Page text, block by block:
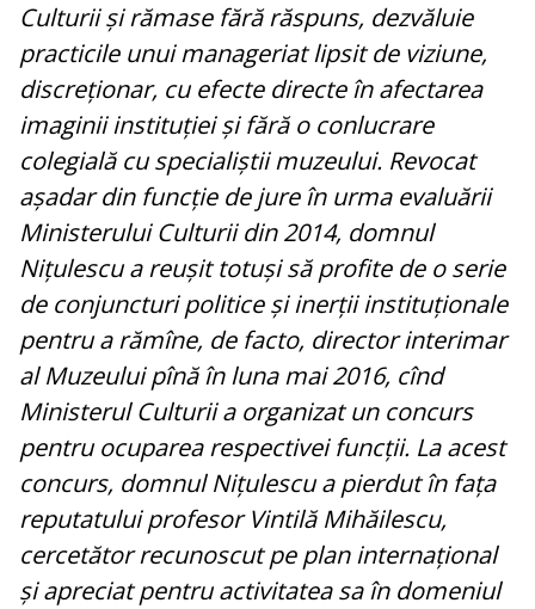
Culturii și rămase fără răspuns, dezvăluie
practicile unui manageriat lipsit de viziune,
discreționar, cu efecte directe în afectarea
imaginii instituției și fără o conlucrare
colegială cu specialiștii muzeului. Revocat
așadar din funcție de jure în urma evaluării
Ministerului Culturii din 2014, domnul
Nițulescu a reușit totuși să profite de o serie
de conjuncturi politice și inerții instituționale
pentru a rămîne, de facto, director interimar
al Muzeului pînă în luna mai 2016, cînd
Ministerul Culturii a organizat un concurs
pentru ocuparea respectivei funcții. La acest
concurs, domnul Nițulescu a pierdut în fața
reputatului profesor Vintilă Mihăilescu,
cercetător recunoscut pe plan internațional
și apreciat pentru activitatea sa în domeniul